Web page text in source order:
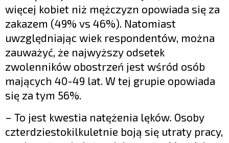
więcej kobiet niż mężczyzn opowiada się za
zakazem (49% vs 46%). Natomiast
uwzględniając wiek respondentów, można
zauważyć, że najwyższy odsetek
zwolenników obostrzeń jest wśród osób
mających 40-49 lat. W tej grupie opowiada
się za tym 56%.
– To jest kwestia natężenia lęków. Osoby
czterdziestokilkuletnie boją się utraty pracy,